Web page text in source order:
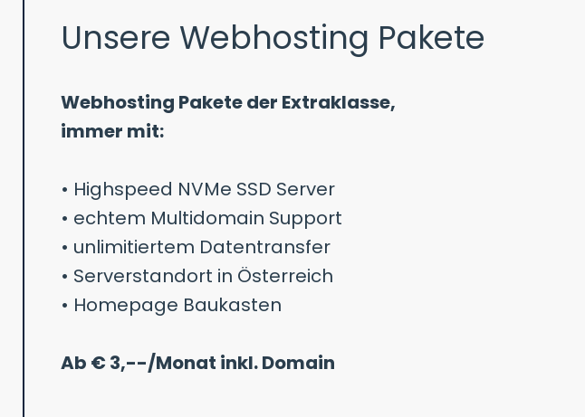
Unsere Webhosting Pakete
Webhosting Pakete der Extraklasse,
immer mit:
• Highspeed NVMe SSD Server
• echtem Multidomain Support
• unlimitiertem Datentransfer
• Serverstandort in Österreich
• Homepage Baukasten
Ab € 3,--/Monat inkl. Domain